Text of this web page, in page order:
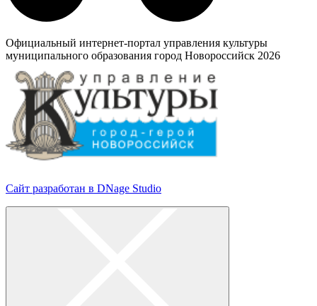
Официальный интернет-портал управления культуры
муниципального образования город Новороссийск 2026
Сайт разработан в DNage Studio